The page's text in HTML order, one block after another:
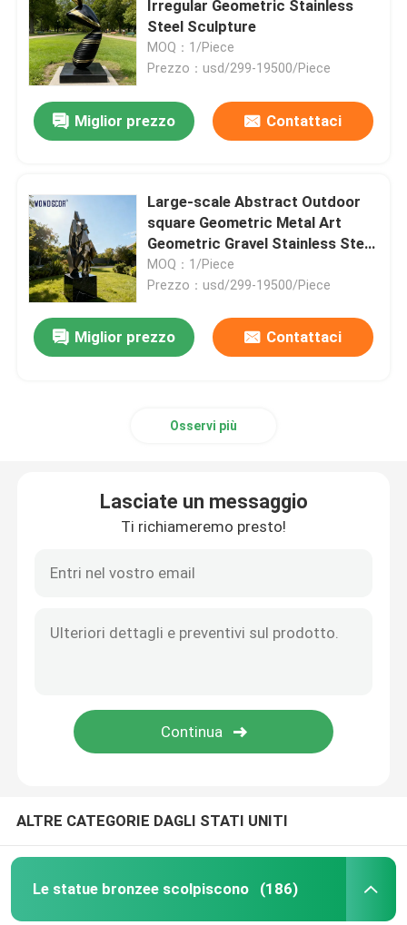
Scultura d'acciaio di Corten
Belhi bronzee fuse
Irregular Geometric Stainless
Steel Sculpture
MOQ：1/Piece
Prezzo：usd/299-19500/Piece
Miglior prezzo Contattaci
Large-scale Abstract Outdoor
square Geometric Metal Art
Geometric Gravel Stainless Steel
Sculpture
MOQ：1/Piece
Prezzo：usd/299-19500/Piece
Miglior prezzo Contattaci
Osservi più
Lasciate un messaggio
Ti richiameremo presto!
ALTRE CATEGORIE DAGLI STATI UNITI
Le statue bronzee scolpiscono (186)